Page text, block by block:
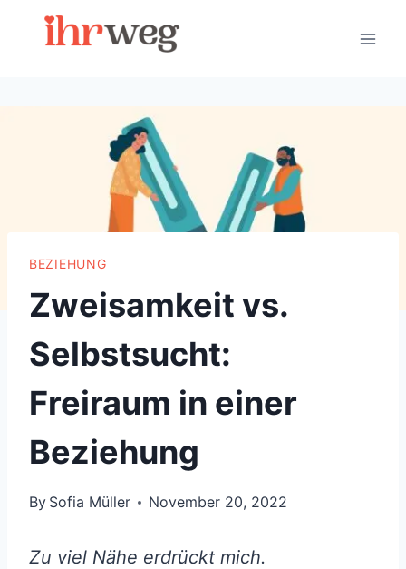
BEZIEHUNG
Zweisamkeit vs.
Selbstsucht:
Freiraum in einer
Beziehung
By Sofia Müller November 20, 2022
Zu viel Nähe erdrückt mich.